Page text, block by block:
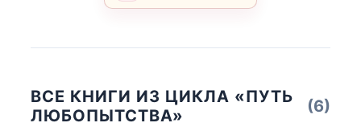
ВСЕ КНИГИ ИЗ ЦИКЛА «ПУТЬ
ЛЮБОПЫТСТВА»
(6)